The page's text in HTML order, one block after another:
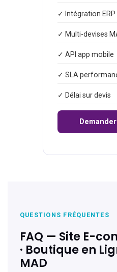
✓ Intégration ERP
✓ Multi-devises
✓ API app mobile
✓ SLA
✓ Délai sur devis
QUESTIONS FRÉQUENTES
FAQ — Site E-
· Boutique en
MAD